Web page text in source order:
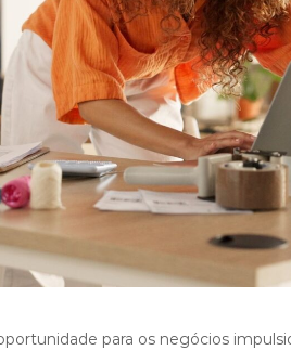
para os negócios